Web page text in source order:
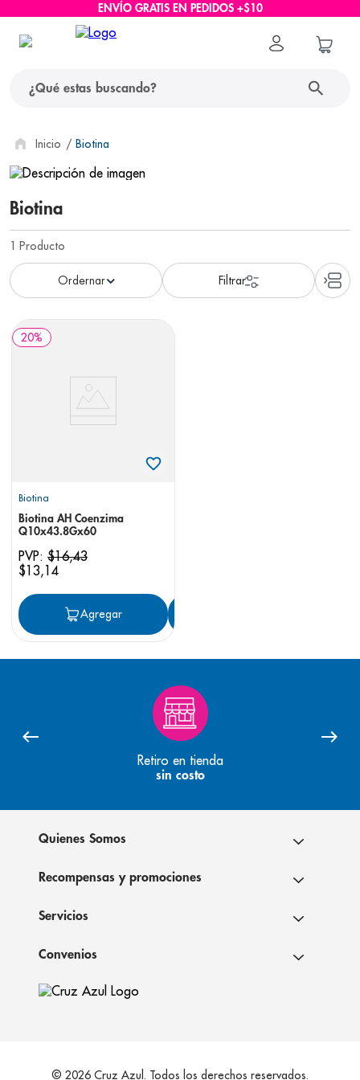
ENVÍO GRATIS EN PEDIDOS +$10
Biotina
Biotina
1 Producto
20%
Biotina
Biotina AH Coenzima
Q10x43.8Gx60
PVP: $16,43
$13,14
Agregar
Retiro en tienda
sin costo
Quienes Somos
Recompensas y promociones
Servicios
Convenios
© 2026 Cruz Azul. Todos los derechos reservados.
términos más buscados
1. protector solar
2. pañales
3
4. cerave
6. shampoo
7.
pediasure
panolini